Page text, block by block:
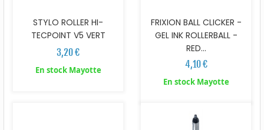
STYLO ROLLER HI-
TECPOINT V5 VERT
3,20 €
En stock Mayotte
FRIXION BALL CLICKER -
GEL INK ROLLERBALL -
RED...
4,10 €
En stock Mayotte